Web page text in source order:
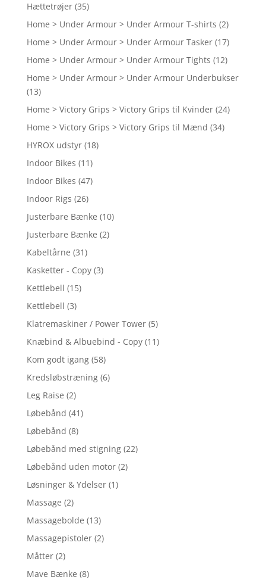
Hættetrøjer (35)
Home > Under Armour > Under Armour T-shirts (2)
Home > Under Armour > Under Armour Tasker (17)
Home > Under Armour > Under Armour Tights (12)
Home > Under Armour > Under Armour Underbukser
(13)
Home > Victory Grips > Victory Grips til Kvinder (24)
Home > Victory Grips > Victory Grips til Mænd (34)
HYROX udstyr (18)
Indoor Bikes (11)
Indoor Bikes (47)
Indoor Rigs (26)
Justerbare Bænke (10)
Justerbare Bænke (2)
Kabeltårne (31)
Kasketter - Copy (3)
Kettlebell (15)
Kettlebell (3)
Klatremaskiner / Power Tower (5)
Knæbind & Albuebind - Copy (11)
Kom godt igang (58)
Kredsløbstræning (6)
Leg Raise (2)
Løbebånd (41)
Løbebånd (8)
Løbebånd med stigning (22)
Løbebånd uden motor (2)
Løsninger & Ydelser (1)
Massage (2)
Massagebolde (13)
Massagepistoler (2)
Måtter (2)
Mave Bænke (8)